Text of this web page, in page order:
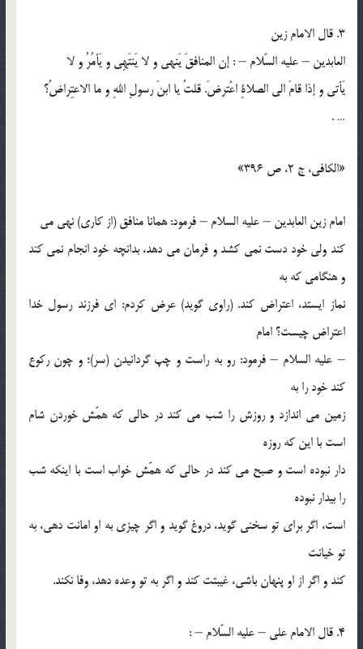
3. قال الامام زين
العابدين – عليه السّلام – : إن المنافقَ يَنهي و لا يَنتَهِي و يَأمُرُ و لا
يَأتي و إذا قامَ الي الصلاةِ اعْترضَ. قلتُ يا ابنَ رسولِ اللهِ و ما الاعتِراضُ؟
… .
«الكافي، ج 2، ص 396»
امام زين العابدين – عليه السلام – فرمود: همانا منافق (از كاري) نهي مي
كند ولي خود دست نمي كشد و فرمان مي دهد، بدانچه خود انجام نمي كند
و هنگامي كه به
نماز ايستد، اعتراض كند. (راوي گويد) عرض كردم: اي فرزند رسول خدا
اعتراض چيست؟ امام
– عليه السلام – فرمود: رو به راست و چپ گردانيدن (سر)؛ و چون ركوع
كند خود را به
زمين مي اندازد و روزش را شب مي كند در حالي كه همّش خوردن شام
است با اين كه روزه
دار نبوده است و صبح مي كند در حالي كه همّش خواب است با اينكه شب
را بيدار نبوده
است، اگر براي تو سخني گويد، دروغ گويد و اگر چيزي به او امانت دهي، به
تو خيانت
كند و اگر از او پنهان باشي، غيبتت كند و اگر به تو وعده دهد، وفا نكند.
4. قال الامام علي – عليه السّلام – :